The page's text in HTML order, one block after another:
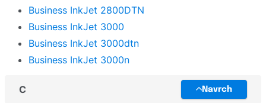
Business InkJet 2800DTN
Business InkJet 3000
Business InkJet 3000dtn
Business InkJet 3000n
C Navrch